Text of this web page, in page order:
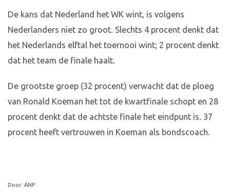
De kans dat Nederland het WK wint, is volgens
Nederlanders niet zo groot. Slechts 4 procent denkt dat
het Nederlands elftal het toernooi wint; 2 procent denkt
dat het team de finale haalt.
De grootste groep (32 procent) verwacht dat de ploeg
van Ronald Koeman het tot de kwartfinale schopt en 28
procent denkt dat de achtste finale het eindpunt is. 37
procent heeft vertrouwen in Koeman als bondscoach.
Door: ANP